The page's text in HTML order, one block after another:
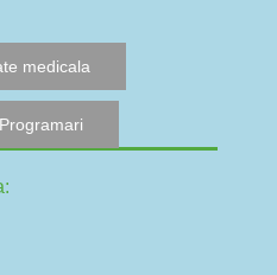
medicala
Programari